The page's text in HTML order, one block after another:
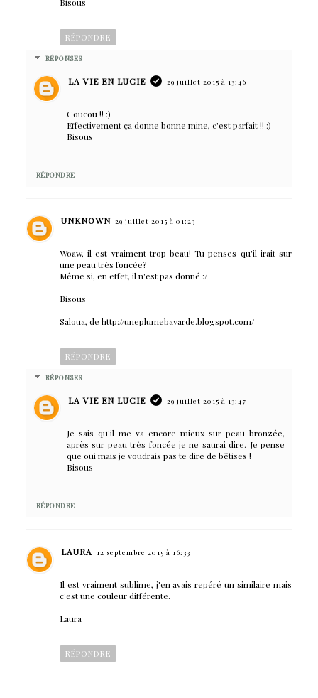
RÉPONDRE
RÉPONSES
LA VIE EN LUCIE 29 juillet 2015 à 13:46
Coucou !! :)
Effectivement ça donne bonne mine, c'est parfait !! :)
Bisous
RÉPONDRE
UNKNOWN 29 juillet 2015 à 01:23
Woaw, il est vraiment trop beau! Tu penses qu'il irait sur
une peau très foncée?
Même si, en effet, il n'est pas donné :/
Bisous
Saloua, de http://uneplumebavarde.blogspot.com/
RÉPONDRE
RÉPONSES
LA VIE EN LUCIE 29 juillet 2015 à 13:47
Je sais qu'il me va encore mieux sur peau bronzée,
après sur peau très foncée je ne saurai dire. Je pense
que oui mais je voudrais pas te dire de bêtises !
Bisous
RÉPONDRE
LAURA 12 septembre 2015 à 16:33
Il est vraiment sublime, j'en avais repéré un similaire mais
c'est une couleur différente.
Laura
RÉPONDRE